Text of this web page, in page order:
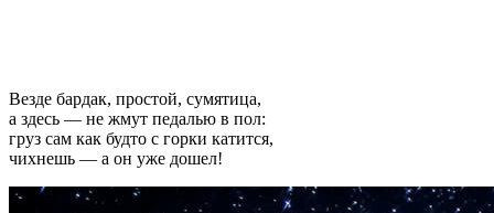
Везде бардак, простой, сумятица,
а здесь — не жмут педалью в пол:
груз сам как будто с горки катится,
чихнешь — а он уже дошел!